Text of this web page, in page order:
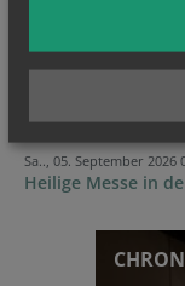
Maria
Sa.., 05. September 2026
Heilige Messe in